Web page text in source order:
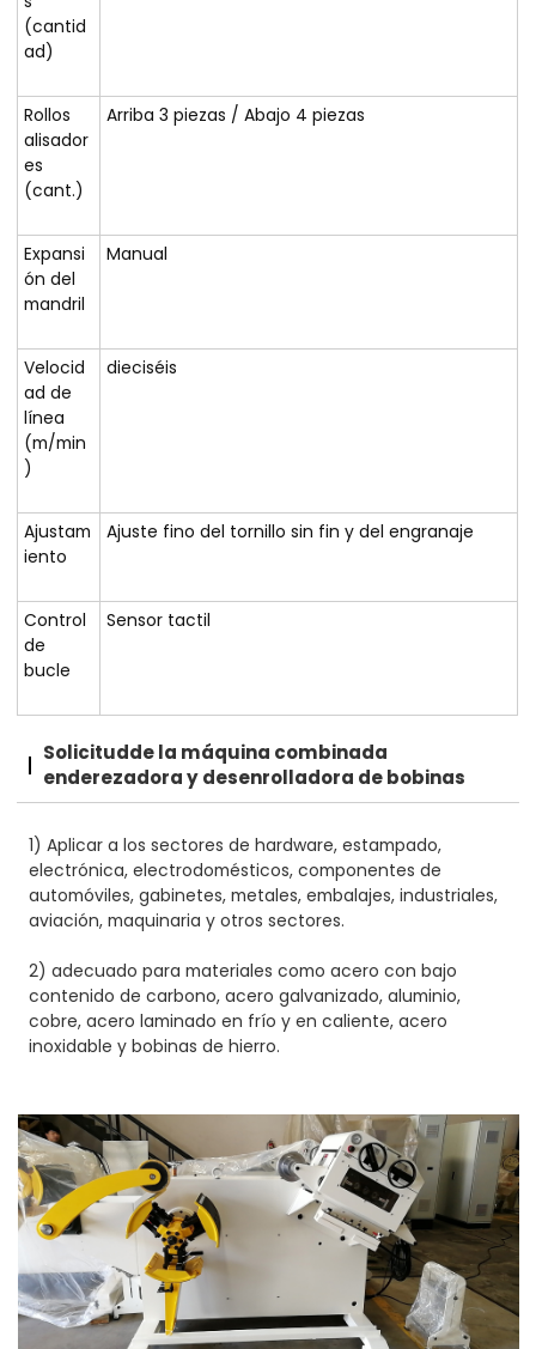
(cantid
ad)
Rollos
alisador
es
(cant.)
Arriba 3 piezas / Abajo 4 piezas
Expansi
ón del
mandril
Manual
Velocid
ad de
línea
(m/min
)
dieciséis
Ajustam
iento
Ajuste fino del tornillo sin fin y del engranaje
Control
de
bucle
Sensor tactil
Solicitudde la máquina combinada
enderezadora y desenrolladora de bobinas
1) Aplicar a los sectores de hardware, estampado,
electrónica, electrodomésticos, componentes de
automóviles, gabinetes, metales, embalajes, industriales,
aviación, maquinaria y otros sectores.
2) adecuado para materiales como acero con bajo
contenido de carbono, acero galvanizado, aluminio,
cobre, acero laminado en frío y en caliente, acero
inoxidable y bobinas de hierro.